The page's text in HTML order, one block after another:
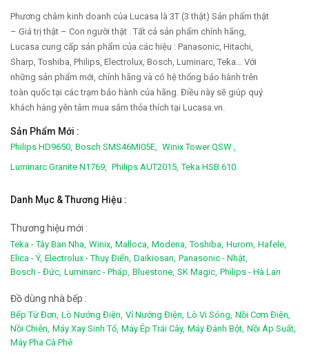
Phương châm kinh doanh của Lucasa là 3T (3 thật) Sản phẩm thật
– Giá trị thật – Con người thật . Tất cả sản phẩm chính hãng,
Lucasa cung cấp sản phẩm của các hiệu : Panasonic, Hitachi,
Sharp, Toshiba, Philips, Electrolux, Bosch, Luminarc, Teka... Với
những sản phẩm mới, chính hãng và có hệ thống bảo hành trên
toàn quốc tại các trạm bảo hành của hãng. Điều này sẽ giúp quý
khách hàng yên tâm mua sắm thỏa thích tại Lucasa.vn.
Sản Phẩm Mới :
Philips HD9650, Bosch SMS46MI05E,
Winix Tower QSW ,
Luminarc Granite N1769,
Philips AUT2015, Teka HSB 610
Danh Mục & Thương Hiệu :
Thương hiệu mới :
Teka - Tây Ban Nha, Winix, Malloca, Modena, Toshiba, Hurom, Hafele,
Elica - Ý, Electrolux - Thụy Điển, Daikiosan, Panasonic - Nhật,
Bosch - Đức, Luminarc - Pháp, Bluestone, SK Magic, Philips - Hà Lan
Đồ dùng nhà bếp :
Bếp Từ Đơn, Lò Nướng Điện, Vỉ Nướng Điện, Lò Vi Sóng, Nồi Cơm Điện,
Nồi Chiên, Máy Xay Sinh Tố, Máy Ép Trái Cây, Máy Đánh Bột, Nồi Áp Suất,
Máy Pha Cà Phê